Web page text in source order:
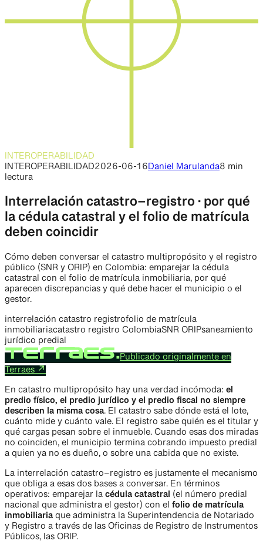
INTEROPERABILIDAD
INTEROPERABILIDAD2026-06-16Daniel Marulanda8 min
lectura
Interrelación catastro–registro · por qué
la cédula catastral y el folio de matrícula
deben coincidir
Cómo deben conversar el catastro multipropósito y el registro
público (SNR y ORIP) en Colombia: emparejar la cédula
catastral con el folio de matrícula inmobiliaria, por qué
aparecen discrepancias y qué debe hacer el municipio o el
gestor.
interrelación catastro registrofolio de matrícula
inmobiliariacatastro registro ColombiaSNR ORIPsaneamiento
jurídico predial
Publicado originalmente en
Terraes↗
En catastro multipropósito hay una verdad incómoda: el
predio físico, el predio jurídico y el predio fiscal no siempre
describen la misma cosa. El catastro sabe dónde está el lote,
cuánto mide y cuánto vale. El registro sabe quién es el titular y
qué cargas pesan sobre el inmueble. Cuando esas dos miradas
no coinciden, el municipio termina cobrando impuesto predial
a quien ya no es dueño, o sobre una cabida que no existe.
La interrelación catastro–registro es justamente el mecanismo
que obliga a esas dos bases a conversar. En términos
operativos: emparejar la cédula catastral (el número predial
nacional que administra el gestor) con el folio de matrícula
inmobiliaria que administra la Superintendencia de Notariado
y Registro a través de las Oficinas de Registro de Instrumentos
Públicos, las ORIP.